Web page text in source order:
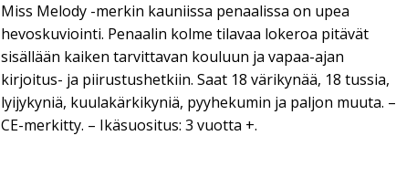
Miss Melody -merkin kauniissa penaalissa on upea
hevoskuviointi. Penaalin kolme tilavaa lokeroa pitävät
sisällään kaiken tarvittavan kouluun ja vapaa-ajan
kirjoitus- ja piirustushetkiin. Saat 18 värikynää, 18 tussia,
lyijykyniä, kuulakärkikyniä, pyyhekumin ja paljon muuta. –
CE-merkitty. – Ikäsuositus: 3 vuotta +.